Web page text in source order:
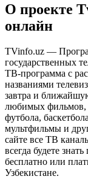
О проекте
онлайн
TVinfo.uz —
государственных
ТВ-программа с
названиями
завтра и
любимых фильмов,
футбола,
мультфильмы и
сайте все ТВ
всегда будете
бесплатно или
Узбекистане.